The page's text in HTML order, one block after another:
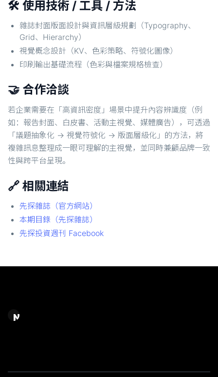
🛠️ 使用技術 / 工具 / 方法
雜誌封面版面設計與資訊層級規劃（Typography、
Grid、Hierarchy）
視覺概念設計（KV、色彩策略、符號化圖像）
印刷輸出基礎流程（色彩與檔案規格檢查）
🤝 合作洽談
若企業需要在「高資訊密度」場景中提升內容辨識度（例
如：報告封面、白皮書、活動主視覺、媒體廣告），可透過
「議題抽象化 → 視覺符號化 → 版面層級化」的方法，將
複雜訊息整理成一眼可理解的主視覺，並同時兼顧品牌一致
性與跨平台呈現。
🔗 相關連結
先探雜誌（官方網站）
本期目錄（先探雜誌）
先探投資週刊 Facebook